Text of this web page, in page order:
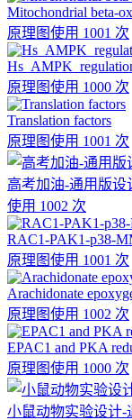
Mitochondrial beta-
原理图使用 1001 次
原理图使用 1000 次
Translation factors
原理图使用 1001 次
高考加油-通用版设
使用 1002 次
RAC1-PAK1-p38-
原理图使用 1001 次
Arachidonate
原理图使用 1002 次
EPAC1 and PKA
原理图使用 1000 次
小鼠动物实验设计-